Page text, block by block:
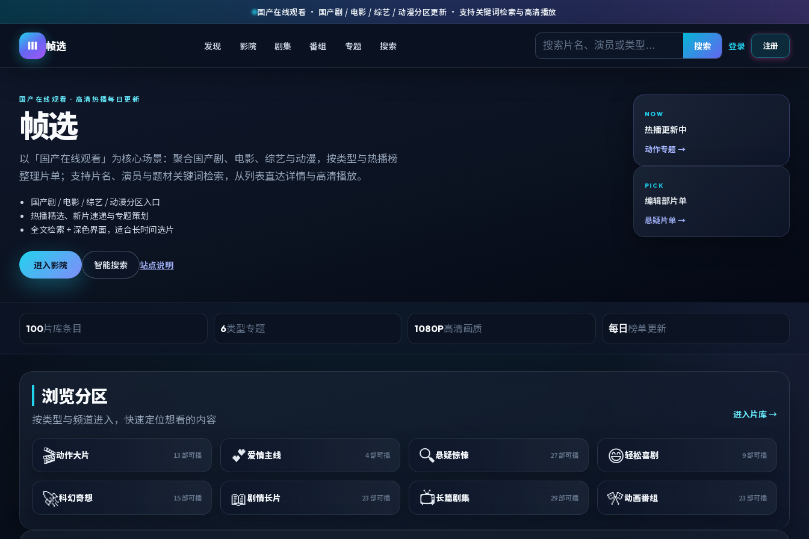
国产在线观看 · 国产剧 / 电影 / 综艺 / 动漫分区更新 · 支持关键词检索与高清播放
帧选 发现 影院 剧集 番组 专题 搜索 搜索 登录 注册
国产在线观看 · 高清热播每日更新
帧选
以「国产在线观看」为核心场景：聚合国产剧、电影、综艺与动漫，按类型与热播榜
整理片单；支持片名、演员与题材关键词检索，从列表直达详情与高清播放。
国产剧 / 电影 / 综艺 / 动漫分区入口
热播精选、新片速递与专题策划
全文检索 + 深色界面，适合长时间选片
进入影院 智能搜索 站点说明
NOW
热播更新中
动作专题 →
PICK
编辑部片单
悬疑片单 →
100片库条目 6类型专题 1080P高清画质 每日榜单更新
浏览分区
按类型与频道进入，快速定位想看的内容 进入片库 →
🎬动作大片 13部可播 💕爱情主线 4部可播 🔍悬疑惊悚 27部可播 😄轻松喜剧 9部可播
🚀科幻奇想 15部可播 📖剧情长片 23部可播 📺长篇剧集 29部可播 🎌动画番组 23部可播